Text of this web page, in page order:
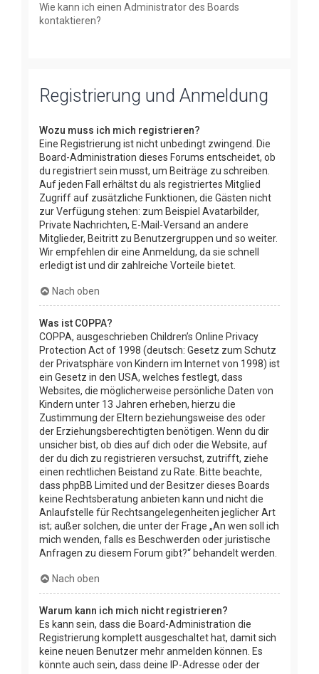
Wie kann ich einen Administrator des Boards
kontaktieren?
Registrierung und Anmeldung
Wozu muss ich mich registrieren?
Eine Registrierung ist nicht unbedingt zwingend. Die
Board-Administration dieses Forums entscheidet, ob
du registriert sein musst, um Beiträge zu schreiben.
Auf jeden Fall erhältst du als registriertes Mitglied
Zugriff auf zusätzliche Funktionen, die Gästen nicht
zur Verfügung stehen: zum Beispiel Avatarbilder,
Private Nachrichten, E-Mail-Versand an andere
Mitglieder, Beitritt zu Benutzergruppen und so weiter.
Wir empfehlen dir eine Anmeldung, da sie schnell
erledigt ist und dir zahlreiche Vorteile bietet.
Nach oben
Was ist COPPA?
COPPA, ausgeschrieben Children’s Online Privacy
Protection Act of 1998 (deutsch: Gesetz zum Schutz
der Privatsphäre von Kindern im Internet von 1998) ist
ein Gesetz in den USA, welches festlegt, dass
Websites, die möglicherweise persönliche Daten von
Kindern unter 13 Jahren erheben, hierzu die
Zustimmung der Eltern beziehungsweise des oder
der Erziehungsberechtigten benötigen. Wenn du dir
unsicher bist, ob dies auf dich oder die Website, auf
der du dich zu registrieren versuchst, zutrifft, ziehe
einen rechtlichen Beistand zu Rate. Bitte beachte,
dass phpBB Limited und der Besitzer dieses Boards
keine Rechtsberatung anbieten kann und nicht die
Anlaufstelle für Rechtsangelegenheiten jeglicher Art
ist; außer solchen, die unter der Frage „An wen soll ich
mich wenden, falls es Beschwerden oder juristische
Anfragen zu diesem Forum gibt?“ behandelt werden.
Nach oben
Warum kann ich mich nicht registrieren?
Es kann sein, dass die Board-Administration die
Registrierung komplett ausgeschaltet hat, damit sich
keine neuen Benutzer mehr anmelden können. Es
könnte auch sein, dass deine IP-Adresse oder der